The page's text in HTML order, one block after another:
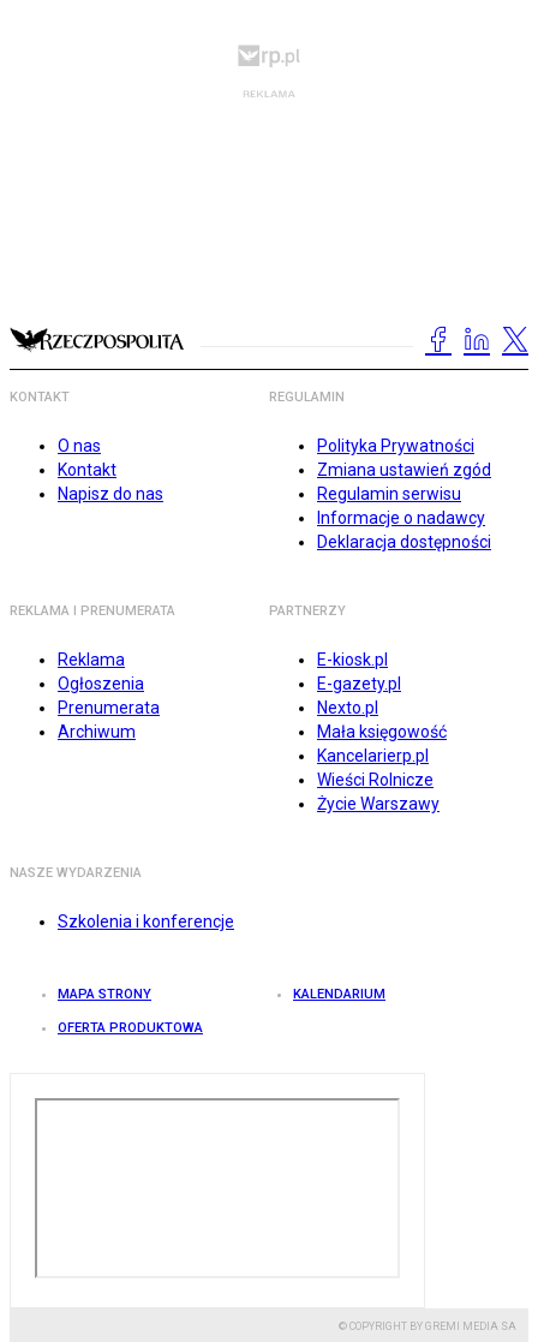
KONTAKT
O nas
Kontakt
Napisz do nas
REGULAMIN
Polityka Prywatności
Zmiana ustawień zgód
Regulamin serwisu
Informacje o nadawcy
Deklaracja dostępności
REKLAMA I PRENUMERATA
Reklama
Ogłoszenia
Prenumerata
Archiwum
PARTNERZY
E-kiosk.pl
E-gazety.pl
Nexto.pl
Mała księgowość
Kancelarierp.pl
Wieści Rolnicze
Życie Warszawy
NASZE WYDARZENIA
Szkolenia i konferencje
MAPA STRONY KALENDARIUM
OFERTA PRODUKTOWA
© COPYRIGHT BY GREMI MEDIA SA